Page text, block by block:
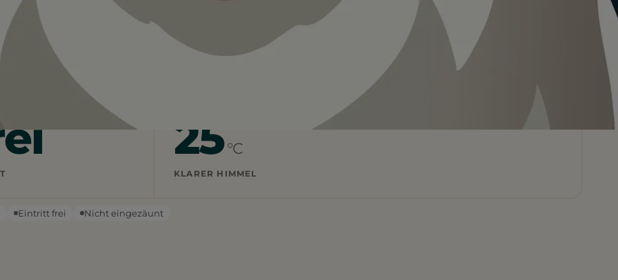
Waldpark Lindach.
Bringt viel Wasser mit und startet lieber früh.
25 °C
KLARER HIMMEL
Eintritt frei Nicht eingezäunt